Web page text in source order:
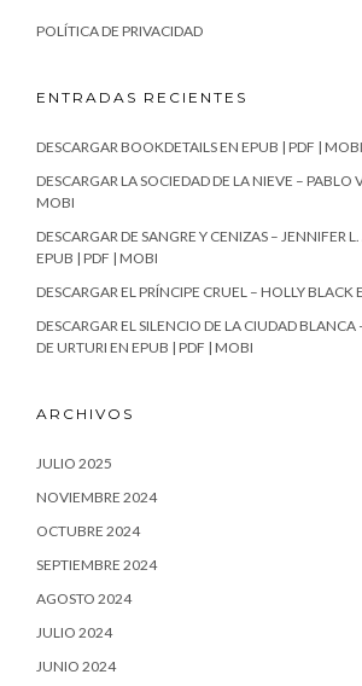
POLÍTICA DE PRIVACIDAD
ENTRADAS RECIENTES
DESCARGAR BOOKDETAILS EN EPUB | PDF | MOBI
DESCARGAR LA SOCIEDAD DE LA NIEVE – PABLO
MOBI
DESCARGAR DE SANGRE Y CENIZAS – JENNIFER
EPUB | PDF | MOBI
DESCARGAR EL PRÍNCIPE CRUEL – HOLLY
DESCARGAR EL SILENCIO DE LA CIUDAD BLANCA
DE URTURI EN EPUB | PDF | MOBI
ARCHIVOS
JULIO 2025
NOVIEMBRE 2024
OCTUBRE 2024
SEPTIEMBRE 2024
AGOSTO 2024
JULIO 2024
JUNIO 2024